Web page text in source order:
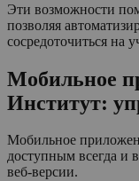
Эти возможности
позволяя
сосредоточиться на
Мобильное
Институт:
Мобильное
доступным всегда и
веб-версии.